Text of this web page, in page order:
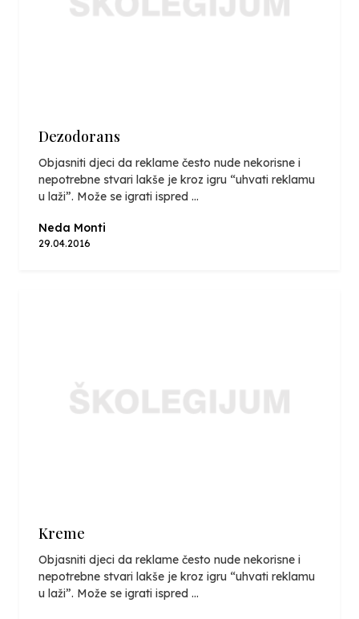
Dezodorans
Objasniti djeci da reklame često nude nekorisne i
nepotrebne stvari lakše je kroz igru “uhvati reklamu
u laži”. Može se igrati ispred ...
Neda Monti
29.04.2016
Kreme
Objasniti djeci da reklame često nude nekorisne i
nepotrebne stvari lakše je kroz igru “uhvati reklamu
u laži”. Može se igrati ispred ...